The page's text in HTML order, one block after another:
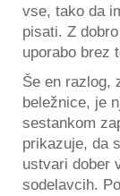
vse, tako da
pisati. Z
uporabo brez
Še en razlog,
beležnice, je
sestankom
prikazuje, da
ustvari dober
sodelavcih.